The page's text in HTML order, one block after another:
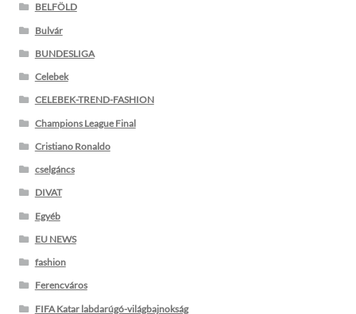
BELFÖLD
Bulvár
BUNDESLIGA
Celebek
CELEBEK-TREND-FASHION
Champions League Final
Cristiano Ronaldo
cselgáncs
DIVAT
Egyéb
EU NEWS
fashion
Ferencváros
FIFA Katar labdarúgó-világbajnokság